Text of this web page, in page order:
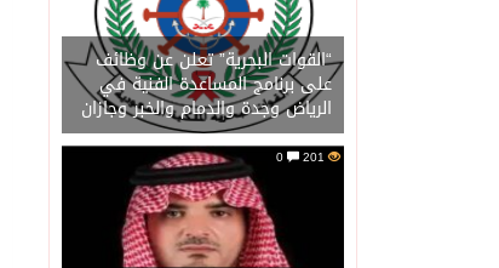
“القوات البحرية” تعلن عن وظائف
على برنامج المساعدة الفنية في
الرياض وجدة والدمام والخبر وجازان
201